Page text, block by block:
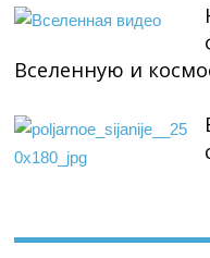
Вселенную и